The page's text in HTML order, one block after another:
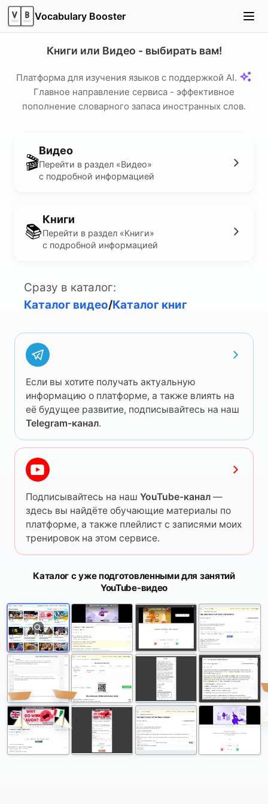
Vocabulary Booster
Книги или Видео - выбирать вам!
Платформа для изучения языков с поддержкой AI.
Главное направление сервиса - эффективное
пополнение словарного запаса иностранных слов.
🎬
Видео
Перейти в раздел «Видео»
с подробной информацией
📚
Книги
Перейти в раздел «Книги»
с подробной информацией
Сразу в каталог:
Каталог видео/Каталог книг
Если вы хотите получать актуальную
информацию о платформе, а также влиять на
её будущее развитие, подписывайтесь на наш
Telegram-канал.
Подписывайтесь на наш YouTube-канал—
здесь вы найдёте обучающие материалы по
платформе, а также плейлист с записями моих
тренировок на этом сервисе.
Каталог с уже подготовленными для занятий
YouTube-видео